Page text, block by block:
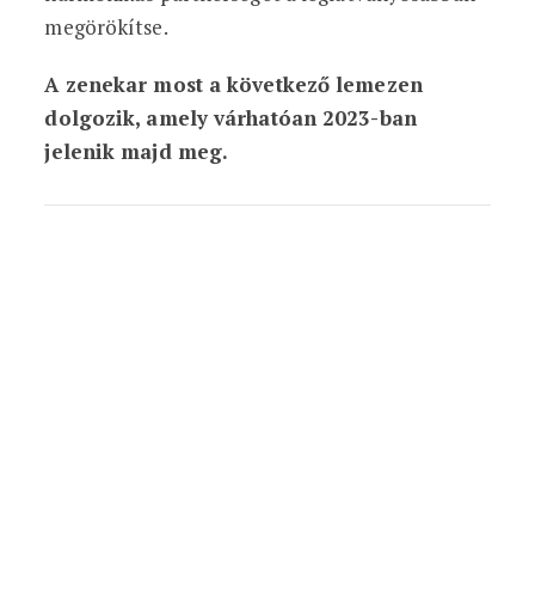
megörökítse.
A zenekar most a következő lemezen
dolgozik, amely várhatóan 2023-ban
jelenik majd meg.